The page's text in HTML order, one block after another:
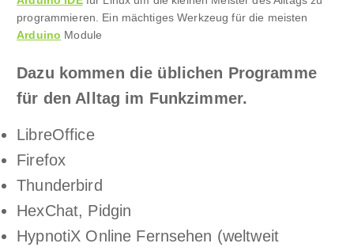
programmieren. Ein mächtiges Werkzeug für die meisten
Arduino Module
Dazu kommen die üblichen Programme
für den Alltag im Funkzimmer.
LibreOffice
Firefox
Thunderbird
HexChat, Pidgin
HypnotiX Online Fernsehen (weltweit